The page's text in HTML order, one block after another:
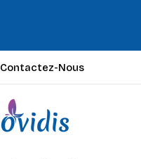
Contactez-Nous